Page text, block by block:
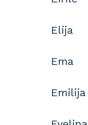
Elija
Ema
Emilija